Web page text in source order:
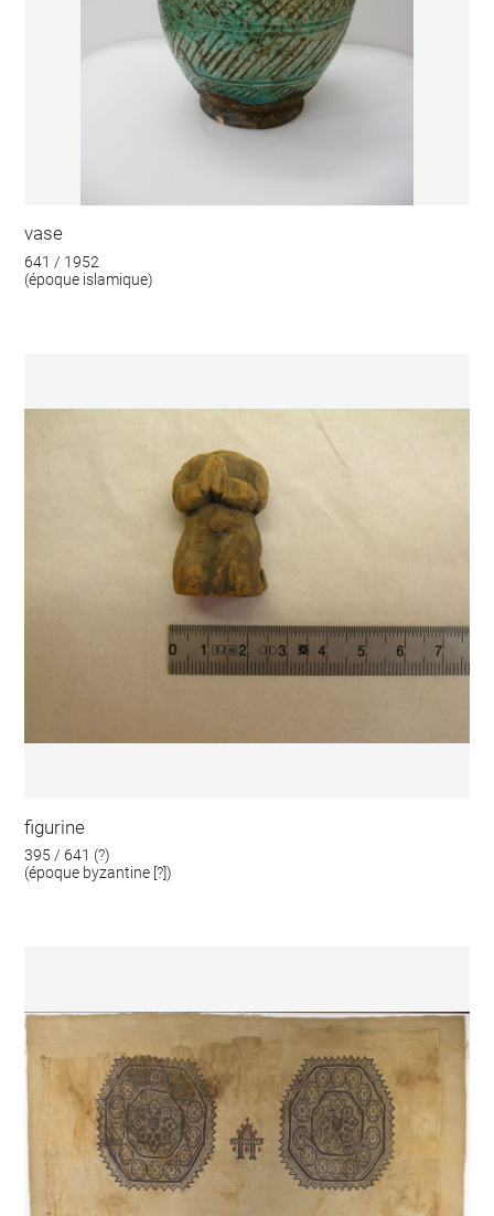
vase
641 / 1952
(époque islamique)
figurine
395 / 641 (?)
(époque byzantine [?])